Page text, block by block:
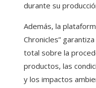
durante su
Además, la
Chronicles”
total sobre la
productos, las
y los impactos